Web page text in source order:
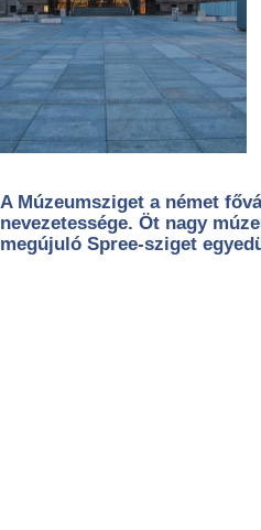
A Múzeumsziget a német
nevezetessége. Öt nagy
megújuló Spree-sziget